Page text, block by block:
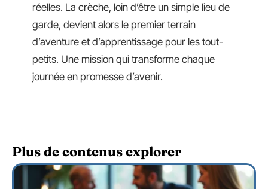
réelles. La crèche, loin d’être un simple lieu de
garde, devient alors le premier terrain
d’aventure et d’apprentissage pour les tout-
petits. Une mission qui transforme chaque
journée en promesse d’avenir.
Plus de contenus explorer